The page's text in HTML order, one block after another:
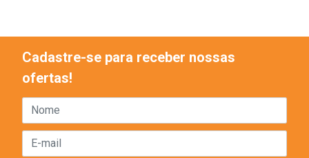
Cadastre-se para receber nossas
ofertas!